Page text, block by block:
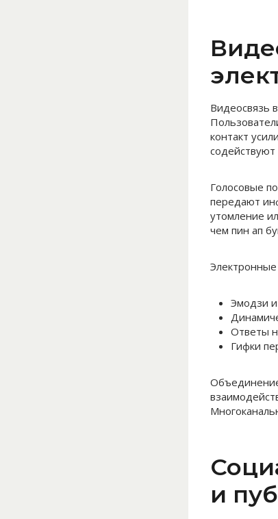
Видеосвязь
контакт
Голосовые
передают
утомление
чем пин ап
Эмодзи
Ответы
Гифки
и